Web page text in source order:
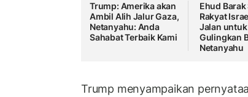
Trump: Amerika akan
Ambil Alih Jalur Gaza,
Netanyahu: Anda
Sahabat Terbaik Kami
Ehud
Rakyat
Jalan untuk
Gulingkan
Netanyahu
Trump menyampaikan